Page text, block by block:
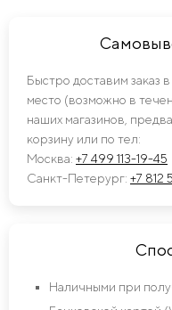
Быстро доставим заказ
место (возможно в
наших магазинов,
корзину или по тел:
Москва: +7 499 113-19-45
Санкт-Петерург: +7
Наличными при